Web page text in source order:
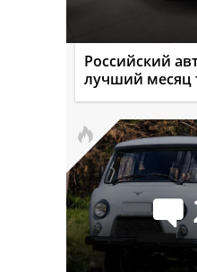
Российский
лучший месяц